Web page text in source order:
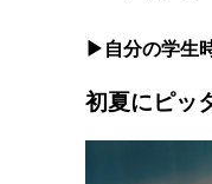
▶自分の学生
初夏にピッ